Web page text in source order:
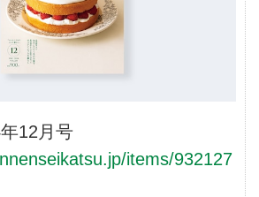
12月号
items/932127